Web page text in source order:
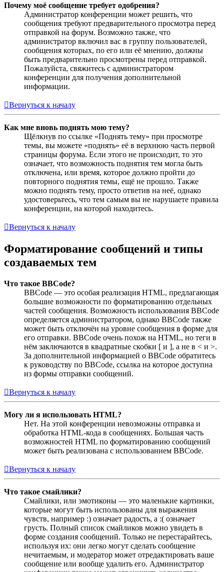
Почему моё сообщение требует одобрения?
Администратор конференции может решить, что
сообщения требуют предварительного просмотра перед
отправкой на форум. Возможно также, что
администратор включил вас в группу пользователей,
сообщения которых, по его или её мнению, должны
быть предварительно просмотрены перед отправкой.
Пожалуйста, свяжитесь с администратором
конференции для получения дополнительной
информации.
Вернуться к началу
Как мне вновь поднять мою тему?
Щёлкнув по ссылке «Поднять тему» при просмотре
темы, вы можете «поднять» её в верхнюю часть первой
страницы форума. Если этого не происходит, то это
означает, что возможность поднятия тем могла быть
отключена, или время, которое должно пройти до
повторного поднятия темы, ещё не прошло. Также
можно поднять тему, просто ответив на неё, однако
удостоверьтесь, что тем самым вы не нарушаете правила
конференции, на которой находитесь.
Вернуться к началу
Форматирование сообщений и типы
создаваемых тем
Что такое BBCode?
BBCode — это особая реализация HTML, предлагающая
большие возможности по форматированию отдельных
частей сообщения. Возможность использования BBCode
определяется администратором, однако BBCode также
может быть отключён на уровне сообщения в форме для
его отправки. BBCode очень похож на HTML, но теги в
нём заключаются в квадратные скобки [ и ], а не в < и >.
За дополнительной информацией о BBCode обратитесь
к руководству по BBCode, ссылка на которое доступна
из формы отправки сообщений.
Вернуться к началу
Могу ли я использовать HTML?
Нет. На этой конференции невозможны отправка и
обработка HTML-кода в сообщениях. Большая часть
возможностей HTML по форматированию сообщений
может быть реализована с использованием BBCode.
Вернуться к началу
Что такое смайлики?
Смайлики, или эмотиконы — это маленькие картинки,
которые могут быть использованы для выражения
чувств, например :) означает радость, а :( означает
грусть. Полный список смайликов можно увидеть в
форме создания сообщений. Только не перестарайтесь,
используя их: они легко могут сделать сообщение
нечитаемым, и модератор может отредактировать ваше
сообщение или вообще удалить его. Администратор